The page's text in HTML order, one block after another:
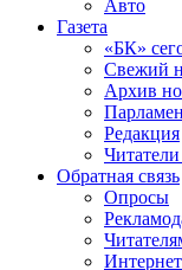
Авто
Газета
«БК»
Свежий
Архив
Редакция
Читатели
Обратная связь
Опросы